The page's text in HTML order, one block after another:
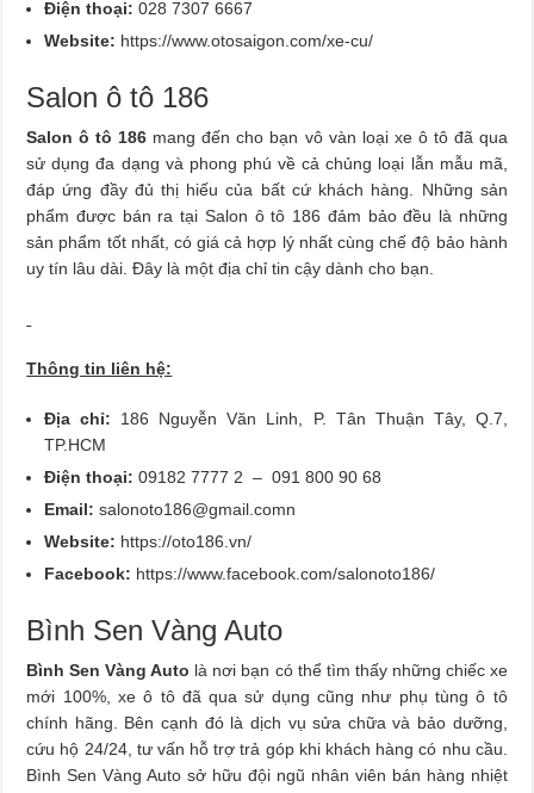
Điện thoại:028 7307 6667
Website: https://www.otosaigon.com/xe-cu/
Salon ô tô 186
Salon ô tô 186 mang đến cho bạn vô vàn loại xe ô tô đã qua
sử dụng đa dạng và phong phú về cả chủng loại lẫn mẫu mã,
đáp ứng đầy đủ thị hiếu của bất cứ khách hàng. Những sản
phẩm được bán ra tại Salon ô tô 186 đảm bảo đều là những
sản phẩm tốt nhất, có giá cả hợp lý nhất cùng chế độ bảo hành
uy tín lâu dài. Đây là một địa chỉ tin cậy dành cho bạn.
Thông tin liên hệ:
Địa chỉ: 186 Nguyễn Văn Linh, P. Tân Thuận Tây, Q.7,
TP.HCM
Điện thoại:09182 7777 2 – 091 800 90 68
Email:salonoto186@gmail.comn
Website: https://oto186.vn/
Facebook: https://www.facebook.com/salonoto186/
Bình Sen Vàng Auto
Bình Sen Vàng Auto là nơi bạn có thể tìm thấy những chiếc xe
mới 100%, xe ô tô đã qua sử dụng cũng như phụ tùng ô tô
chính hãng. Bên cạnh đó là dịch vụ sửa chữa và bảo dưỡng,
cứu hộ 24/24, tư vấn hỗ trợ trả góp khi khách hàng có nhu cầu.
Bình Sen Vàng Auto sở hữu đội ngũ nhân viên bán hàng nhiệt